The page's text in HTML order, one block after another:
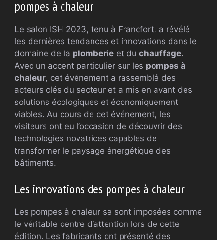
pompes à chaleur
Le salon ISH 2023, tenu à Francfort, a révélé
les dernières tendances et innovations dans le
domaine de la plomberie et du chauffage.
Avec un accent particulier sur les pompes à
chaleur, cet événement a rassemblé des
acteurs clés du secteur et a mis en avant des
solutions écologiques et économiquement
viables. Au cours de cet événement, les
visiteurs ont eu l’occasion de découvrir des
technologies novatrices capables de
transformer le paysage énergétique des
bâtiments.
Les innovations des pompes à chaleur
Les pompes à chaleur se sont imposées comme
le véritable centre d’attention lors de cette
édition. Les fabricants ont présenté des